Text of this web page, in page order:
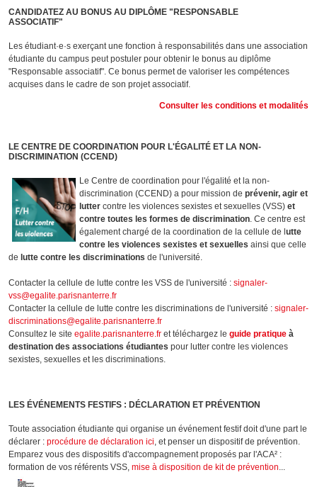
CANDIDATEZ AU BONUS AU DIPLÔME "RESPONSABLE
ASSOCIATIF"
Les étudiant·e·s exerçant une fonction à responsabilités dans une association
étudiante du campus peut postuler pour obtenir le bonus au diplôme
"Responsable associatif". Ce bonus permet de valoriser les compétences
acquises dans le cadre de son projet associatif.
Consulter les conditions et modalités
LE CENTRE DE COORDINATION POUR L'ÉGALITÉ ET LA NON-
DISCRIMINATION (CCEND)
Le Centre de coordination pour l'égalité et la non-
discrimination (CCEND) a pour mission de prévenir, agir et
lutter contre les violences sexistes et sexuelles (VSS) et
contre toutes les formes de discrimination. Ce centre est
également chargé de la coordination de la cellule de l utte
contre les violences sexistes et sexuelles ainsi que celle
de lutte contre les discriminations de l'université.
Contacter la cellule de lutte contre les VSS de l'université : signaler-
vss@egalite.parisnanterre.fr
Contacter la cellule de lutte contre les discriminations de l'université : signaler-
discriminations@egalite.parisnanterre.fr
Consultez le site egalite.parisnanterre.fr et téléchargez le guide pratique à
destination des associations étudiantes pour lutter contre les violences
sexistes, sexuelles et les discriminations.
LES ÉVÉNEMENTS FESTIFS : DÉCLARATION ET PRÉVENTION
Toute association étudiante qui organise un événement festif doit d'une part le
déclarer : procédure de déclaration ici, et penser un dispositif de prévention.
Emparez vous des dispositifs d'accompagnement proposés par l'ACA² :
formation de vos référents VSS, mise à disposition de kit de prévention...